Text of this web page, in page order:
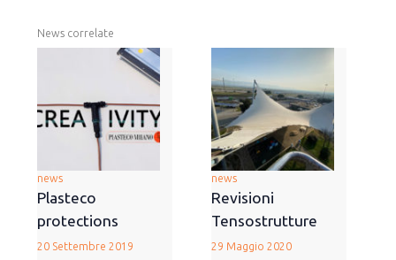
News correlate
news
Plasteco
protections
20 Settembre 2019
news
Revisioni
Tensostrutture
29 Maggio 2020